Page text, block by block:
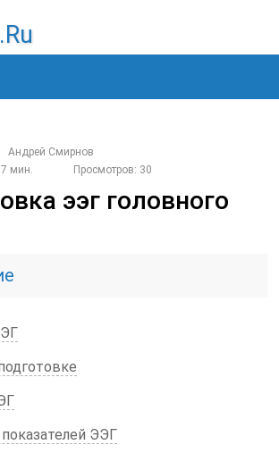
Андрей Смирнов
мин.
Просмотров: 30
ээг головного
ЭЭГ